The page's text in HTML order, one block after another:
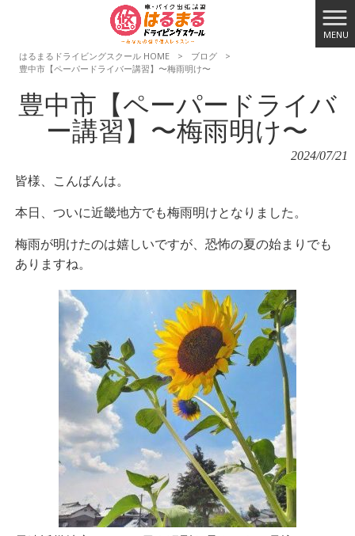
MENU
はるまるドライビングスクール HOME
> ブログ
>
豊中市【ペーパードライバー講習】〜梅雨明け〜
豊中市【ペーパードライバ
ー講習】〜梅雨明け〜
2024/07/21
皆様、こんばんは。
本日、ついに近畿地方でも梅雨明けとなりました。
梅雨が明けたのは嬉しいですが、恐怖の夏の始まりでも
ありますね。